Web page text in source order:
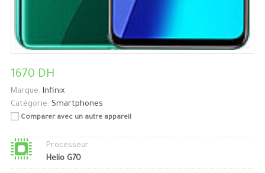
1670 DH
Marque: Infinix
Catégorie: Smartphones
Comparer avec un autre appareil
Processeur
Helio G70